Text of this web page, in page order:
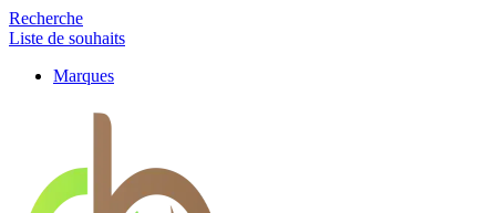
Recherche
Liste de souhaits
Marques